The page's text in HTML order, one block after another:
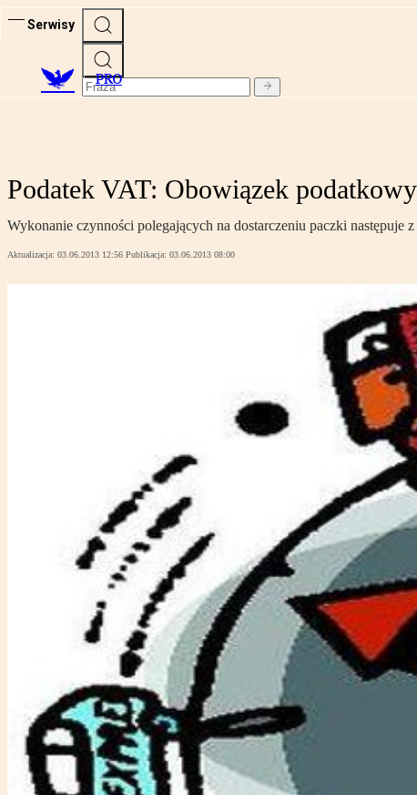
Serwisy
PRO
Podatek VAT: Obowiązek
Wykonanie czynności polegających na dostarczeniu paczki następuje
Aktualizacja: 03.06.2013 12:56 Publikacja: 03.06.2013 08:00